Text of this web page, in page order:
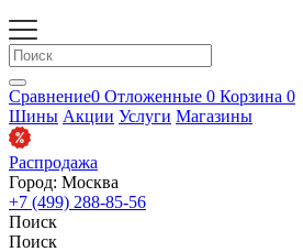
Сравнение0 Отложенные 0 Корзина 0
Шины Акции Услуги Магазины
Распродажа
Город: Москва
+7 (499) 288-85-56
Поиск
Поиск